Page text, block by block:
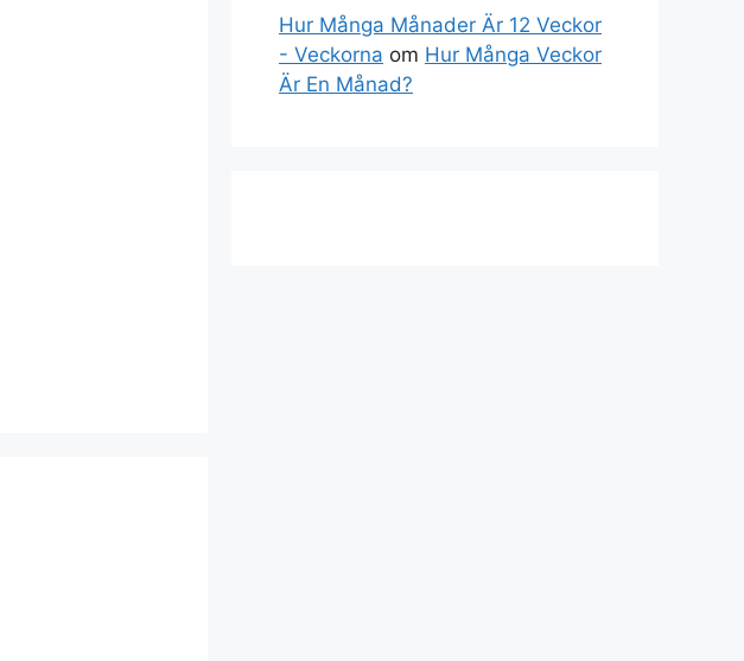
Hur Många Månader Är 12 Veckor
- Veckorna om Hur Många Veckor
Är En Månad?